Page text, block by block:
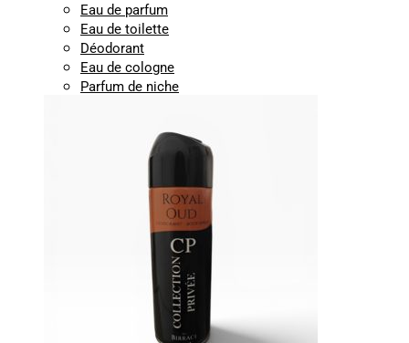
Eau de parfum
Eau de toilette
Déodorant
Eau de cologne
Parfum de niche